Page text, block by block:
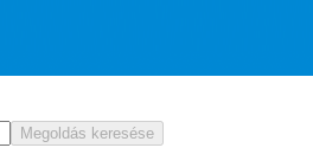
Megoldás keresése